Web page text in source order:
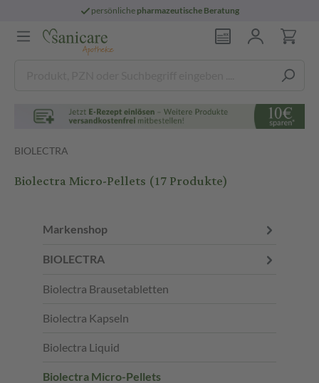
persönliche pharmazeutische Beratung
BIOLECTRA
Biolectra Micro-Pellets (17 Produkte)
Markenshop
BIOLECTRA
Biolectra Brausetabletten
Biolectra Kapseln
Biolectra Liquid
Biolectra Micro-Pellets